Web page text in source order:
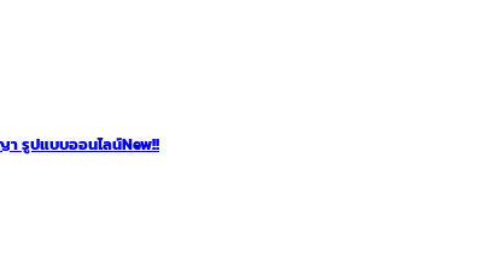
รูปแบบออนไลน์New!!